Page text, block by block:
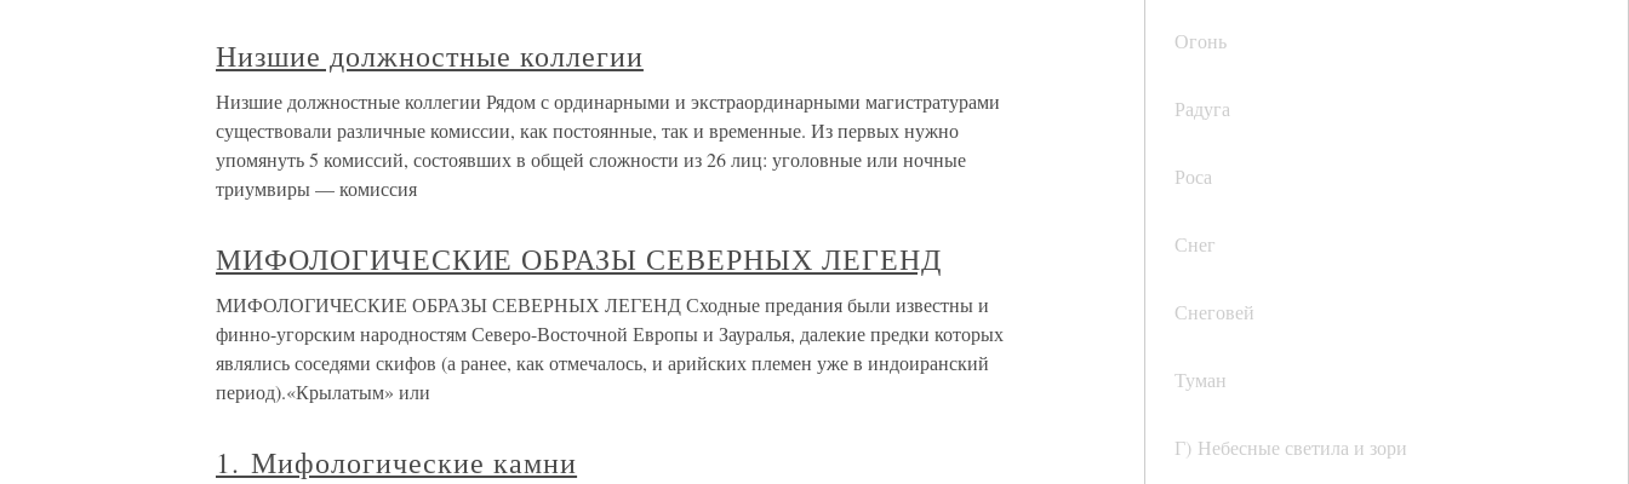
Огонь
Радуга
Роса
Снег
Снеговей
Туман
Г) Небесные светила и зори
Низшие должностные коллегии
Низшие должностные коллегии Рядом с ординарными и экстраординарными магистратурами
существо­вали различные комиссии, как постоянные, так и временные. Из первых нужно
упомянуть 5 комиссий, состоявших в общей сложности из 26 лиц: уголовные или ночные
триумвиры — комиссия
МИФОЛОГИЧЕСКИЕ ОБРАЗЫ СЕВЕРНЫХ ЛЕГЕНД
МИФОЛОГИЧЕСКИЕ ОБРАЗЫ СЕВЕРНЫХ ЛЕГЕНД Сходные предания были известны и
финно-угорским народностям Северо-Восточной Европы и Зауралья, далекие предки которых
являлись соседями скифов (а ранее, как отмечалось, и арийских племен уже в индоиранский
период).«Крылатым» или
1. Мифологические камни